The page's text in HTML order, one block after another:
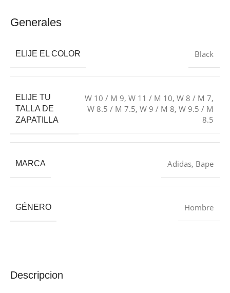
Descripcion
Generales
ELIJE EL COLOR Black
ELIJE TU
TALLA DE
ZAPATILLA
W 10 / M 9, W 11 / M 10, W 8 / M 7,
W 8.5 / M 7.5, W 9 / M 8, W 9.5 / M
8.5
MARCA Adidas, Bape
GÉNERO Hombre